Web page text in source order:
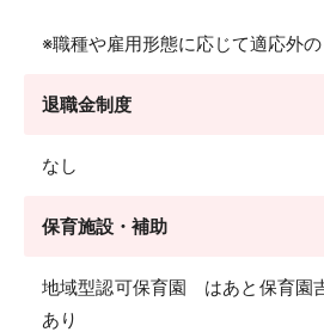
※職種や雇用形態に応じて適応外
退職金制度
なし
保育施設・補助
地域型認可保育園 はあと保育園
あり